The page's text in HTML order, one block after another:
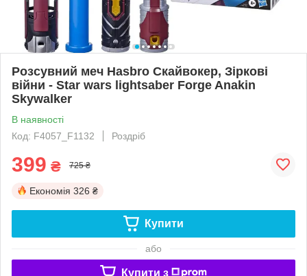
Розсувний меч Hasbro Скайвокер, Зіркові
війни - Star wars lightsaber Forge Anakin
Skywalker
В наявності
Код: F4057_F1132
Роздріб
399 ₴ 725 ₴
Економія 326 ₴
Купити
або
Купити з